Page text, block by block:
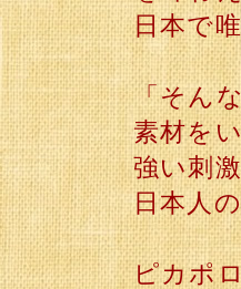
日本で
「そん
素材を
強い刺
日本人
ピカポ